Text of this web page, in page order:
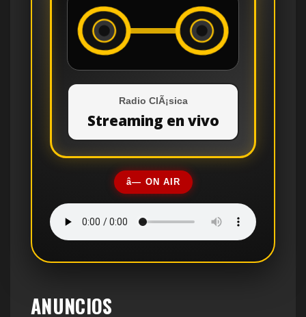
Radio ClÃ¡sica
Streaming en vivo
â— ON AIR
ANUNCIOS